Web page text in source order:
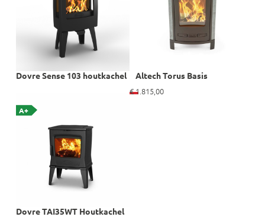
Dovre Sense 103 houtkachel Altech Torus Basis
A+
Dovre TAI35WT Houtkachel
€1.815,00